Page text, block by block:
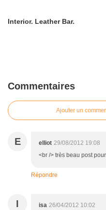
Interior. Leather Bar.
Commentaires
Ajouter un
E elliot 29/08/2012 19:08
<br /> très beau post
Répondre
I isa 26/04/2012 10:02